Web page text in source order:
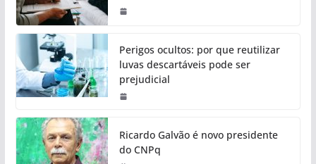
Perigos ocultos: por que reutilizar
luvas descartáveis pode ser
prejudicial
Ricardo Galvão é novo presidente
do CNPq